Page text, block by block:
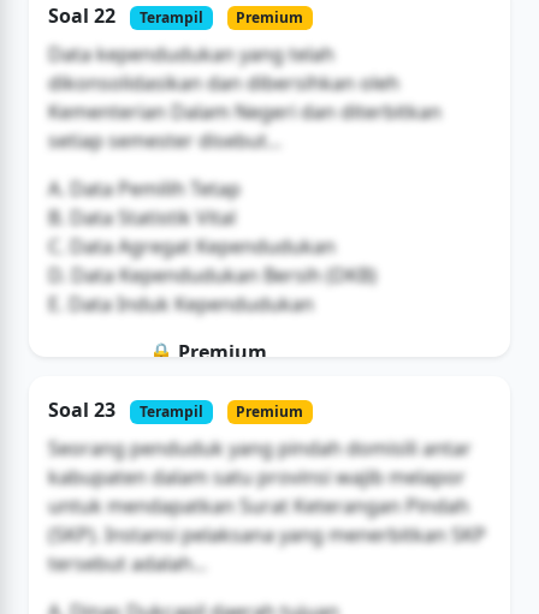
Buka Akses
Soal 22 Terampil Premium
Data kependudukan yang telah
dikonsolidasikan dan dibersihkan oleh
Kementerian Dalam Negeri dan diterbitkan
setiap semester disebut...
A. Data Pemilih Tetap
B. Data Statistik Vital
C. Data Agregat Kependudukan
D. Data Kependudukan Bersih (DKB)
E. Data Induk Kependudukan
🔒 Premium
Buka Akses
Soal 23 Terampil Premium
Seorang penduduk yang pindah domisili antar
kabupaten dalam satu provinsi wajib melapor
untuk mendapatkan Surat Keterangan Pindah
(SKP). Instansi pelaksana yang menerbitkan SKP
tersebut adalah...